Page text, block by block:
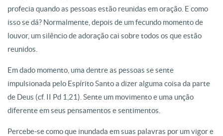
profecia quando as pessoas estão reunidas em oração. E como
isso se dá? Normalmente, depois de um fecundo momento de
louvor, um silêncio de adoração cai sobre todos os que estão
reunidos.
Em dado momento, uma dentre as pessoas se sente
impulsionada pelo Espírito Santo a dizer alguma coisa da parte
de Deus (cf. II Pd 1,21). Sente um movimento e uma unção
diferente em seus pensamentos e sentimentos.
Percebe-se como que inundada em suas palavras por um vigor e